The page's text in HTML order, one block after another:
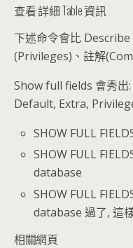
查看 詳細 Table 資訊
下述命令會比
(Privileges)、註解
Show full fields 會秀出
Default, Extra,
SHOW FULL
SHOW FULL
database
SHOW FULL
database 過了, 這
相關網頁